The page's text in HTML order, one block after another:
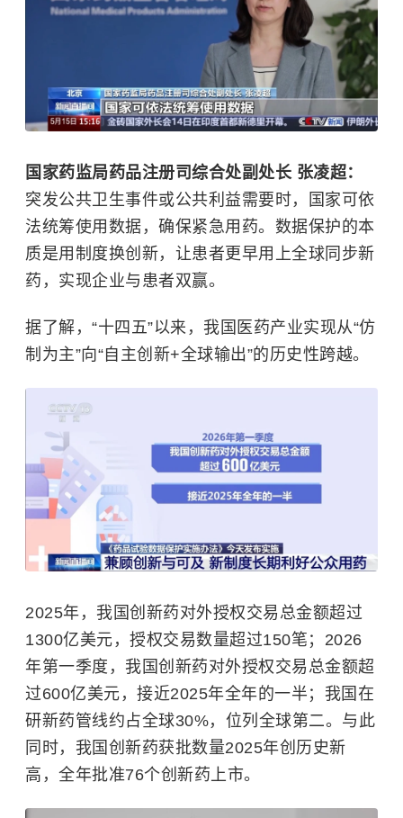
国家药监局药品注册司综合处副处长 张凌超：
突发公共卫生事件或公共利益需要时，国家可依
法统筹使用数据，确保紧急用药。数据保护的本
质是用制度换创新，让患者更早用上全球同步新
药，实现企业与患者双赢。
据了解，“十四五”以来，我国医药产业实现从“仿
制为主”向“自主创新+全球输出”的历史性跨越。
2025年，我国创新药对外授权交易总金额超过
1300亿美元，授权交易数量超过150笔；2026
年第一季度，我国创新药对外授权交易总金额超
过600亿美元，接近2025年全年的一半；我国在
研新药管线约占全球30%，位列全球第二。与此
同时，我国创新药获批数量2025年创历史新
高，全年批准76个创新药上市。